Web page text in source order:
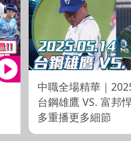
中職全場精華｜
台鋼雄鷹 VS. 富邦
多重播更多細節